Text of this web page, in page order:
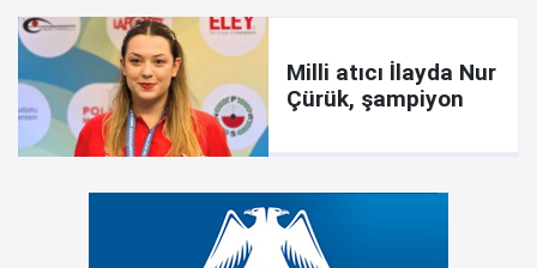
Milli atıcı İlayda Nur
Çürük, şampiyon